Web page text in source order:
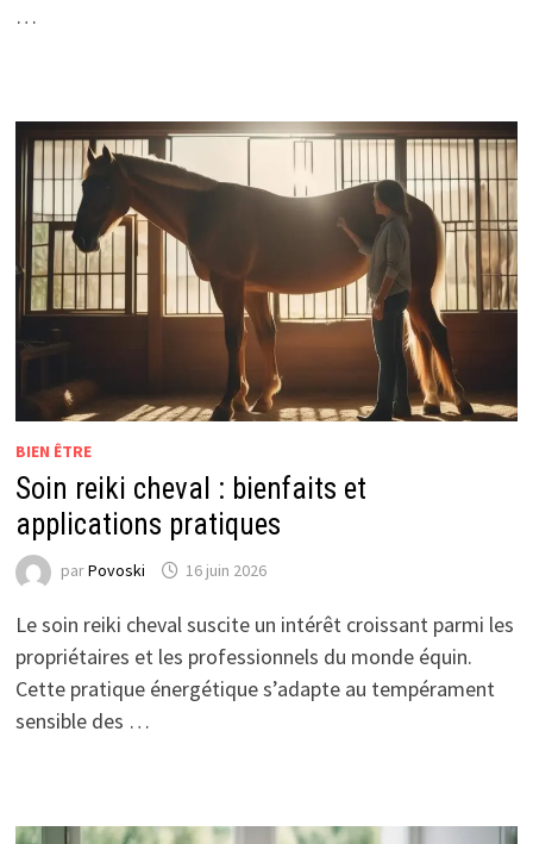
…
BIEN ÊTRE
Soin reiki cheval : bienfaits et
applications pratiques
parPovoski 16 juin 2026
Le soin reiki cheval suscite un intérêt croissant parmi les
propriétaires et les professionnels du monde équin.
Cette pratique énergétique s’adapte au tempérament
sensible des …